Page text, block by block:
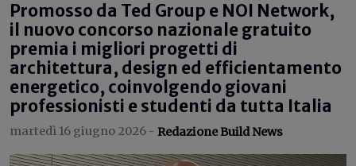
Promosso da Ted Group e NOI Network,
il nuovo concorso nazionale gratuito
premia i migliori progetti di
architettura, design ed efficientamento
energetico, coinvolgendo giovani
professionisti e studenti da tutta Italia
martedì 16 giugno 2026 - Redazione Build News